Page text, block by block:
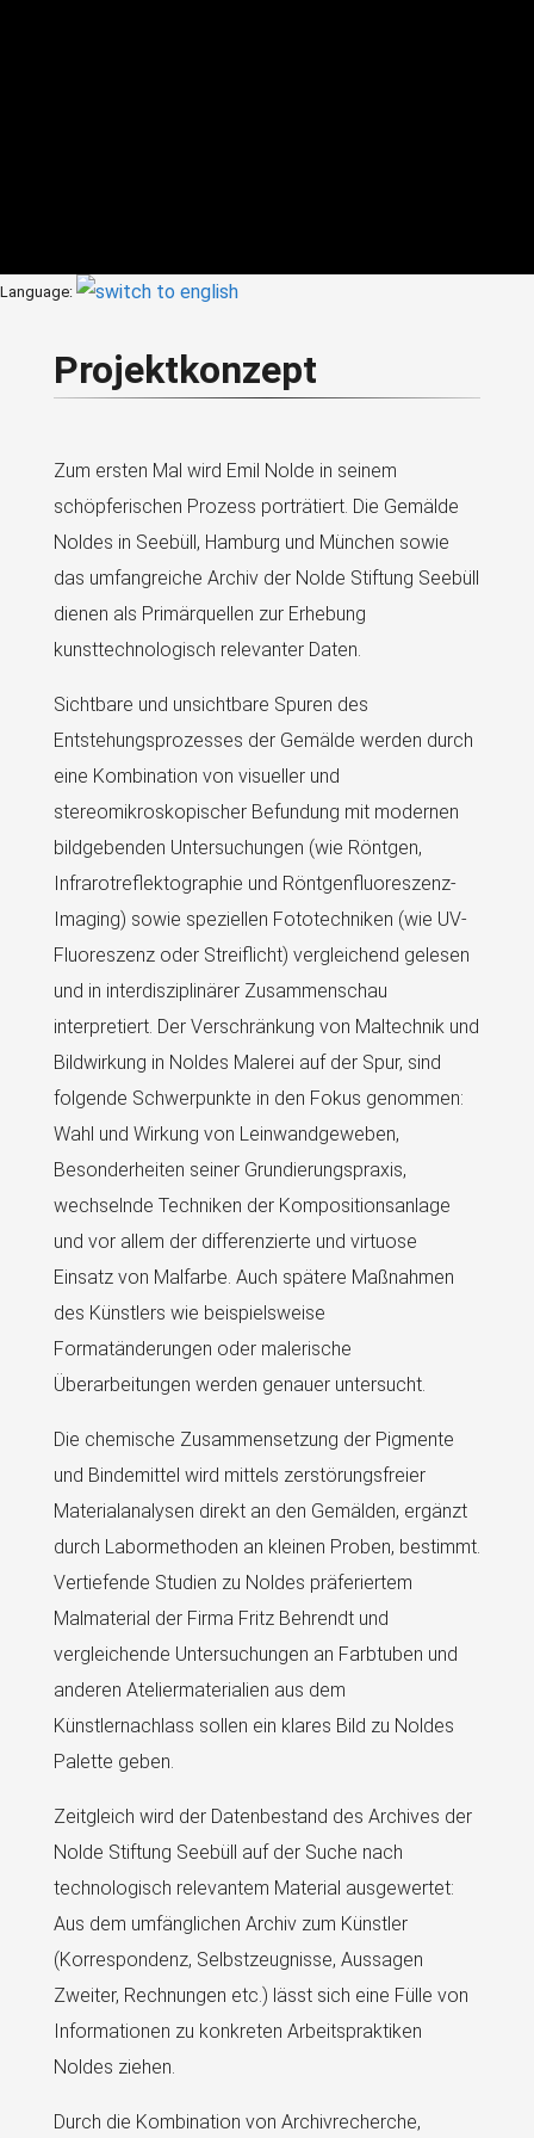
Language:
Projektkonzept
Zum ersten Mal wird Emil Nolde in seinem
schöpferischen Prozess porträtiert. Die Gemälde
Noldes in Seebüll, Hamburg und München sowie
das umfangreiche Archiv der Nolde Stiftung Seebüll
dienen als Primärquellen zur Erhebung
kunsttechnologisch relevanter Daten.
Sichtbare und unsichtbare Spuren des
Entstehungsprozesses der Gemälde werden durch
eine Kombination von visueller und
stereomikroskopischer Befundung mit modernen
bildgebenden Untersuchungen (wie Röntgen,
Infrarotreflektographie und Röntgenfluoreszenz-
Imaging) sowie speziellen Fototechniken (wie UV-
Fluoreszenz oder Streiflicht) vergleichend gelesen
und in interdisziplinärer Zusammenschau
interpretiert. Der Verschränkung von Maltechnik und
Bildwirkung in Noldes Malerei auf der Spur, sind
folgende Schwerpunkte in den Fokus genommen:
Wahl und Wirkung von Leinwandgeweben,
Besonderheiten seiner Grundierungspraxis,
wechselnde Techniken der Kompositionsanlage
und vor allem der differenzierte und virtuose
Einsatz von Malfarbe. Auch spätere Maßnahmen
des Künstlers wie beispielsweise
Formatänderungen oder malerische
Überarbeitungen werden genauer untersucht.
Die chemische Zusammensetzung der Pigmente
und Bindemittel wird mittels zerstörungsfreier
Materialanalysen direkt an den Gemälden, ergänzt
durch Labormethoden an kleinen Proben, bestimmt.
Vertiefende Studien zu Noldes präferiertem
Malmaterial der Firma Fritz Behrendt und
vergleichende Untersuchungen an Farbtuben und
anderen Ateliermaterialien aus dem
Künstlernachlass sollen ein klares Bild zu Noldes
Palette geben.
Zeitgleich wird der Datenbestand des Archives der
Nolde Stiftung Seebüll auf der Suche nach
technologisch relevantem Material ausgewertet:
Aus dem umfänglichen Archiv zum Künstler
(Korrespondenz, Selbstzeugnisse, Aussagen
Zweiter, Rechnungen etc.) lässt sich eine Fülle von
Informationen zu konkreten Arbeitspraktiken
Noldes ziehen.
Durch die Kombination von Archivrecherche,